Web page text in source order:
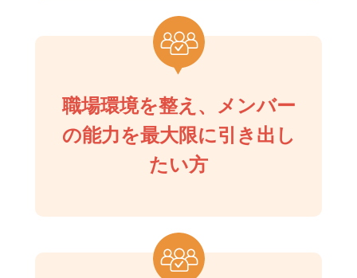
職場環境を整え、メンバー
の能力を最大限に引き出し
たい方